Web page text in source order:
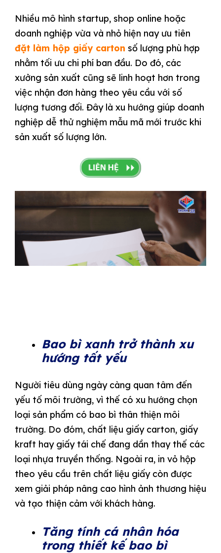
Nhiều mô hình startup, shop online hoặc
doanh nghiệp vừa và nhỏ hiện nay ưu tiên
đặt làm hộp giấy carton số lượng phù hợp
nhằm tối ưu chi phí ban đầu. Do đó, các
xưởng sản xuất cũng sẽ linh hoạt hơn trong
việc nhận đơn hàng theo yêu cầu với số
lượng tương đối. Đây là xu hướng giúp doanh
nghiệp dễ thử nghiệm mẫu mã mới trước khi
sản xuất số lượng lớn.
Bao bì xanh trở thành xu
hướng tất yếu
Người tiêu dùng ngày càng quan tâm đến
yếu tố môi trường, vì thế có xu hướng chọn
loại sản phẩm có bao bì thân thiện môi
trường. Do đóm, chất liệu giấy carton, giấy
kraft hay giấy tái chế đang dần thay thế các
loại nhựa truyền thống. Ngoài ra, in vỏ hộp
theo yêu cầu trên chất liệu giấy còn được
xem giải pháp nâng cao hình ảnh thương hiệu
và tạo thiện cảm với khách hàng.
Tăng tính cá nhân hóa
trong thiết kế bao bì